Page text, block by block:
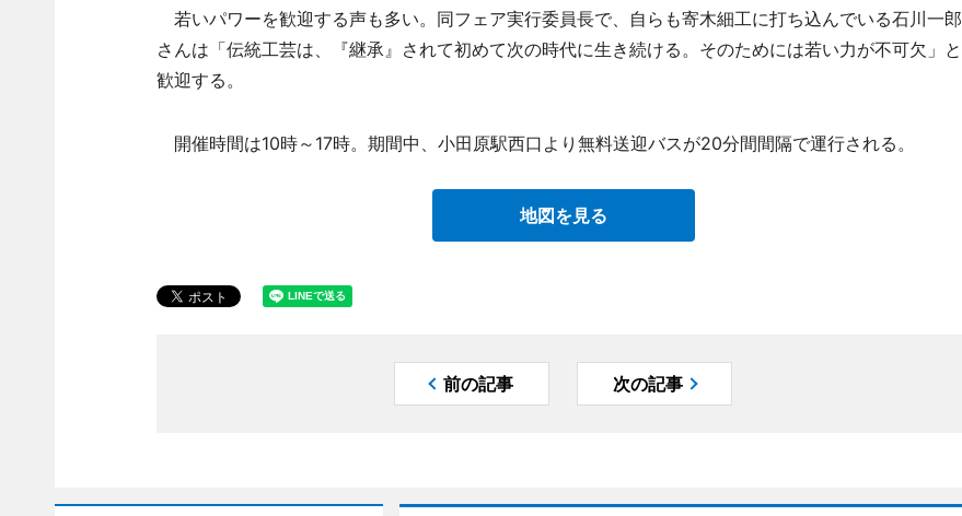
若いパワーを歓迎する声も多い。同フェア実行委員長で、自らも寄木細工に打ち込んでいる石川一郎
さんは「伝統工芸は、『継承』されて初めて次の時代に生き続ける。そのためには若い力が不可欠」と
歓迎する。
開催時間は10時～17時。期間中、小田原駅西口より無料送迎バスが20分間間隔で運行される。
地図を見る
前の記事 次の記事